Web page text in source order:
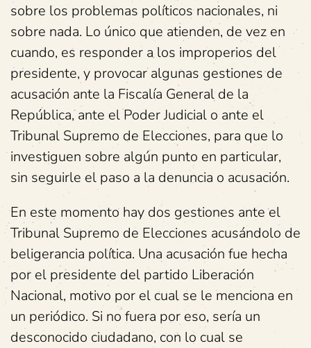
sobre los problemas políticos nacionales, ni
sobre nada. Lo único que atienden, de vez en
cuando, es responder a los improperios del
presidente, y provocar algunas gestiones de
acusación ante la Fiscalía General de la
República, ante el Poder Judicial o ante el
Tribunal Supremo de Elecciones, para que lo
investiguen sobre algún punto en particular,
sin seguirle el paso a la denuncia o acusación.
En este momento hay dos gestiones ante el
Tribunal Supremo de Elecciones acusándolo de
beligerancia política. Una acusación fue hecha
por el presidente del partido Liberación
Nacional, motivo por el cual se le menciona en
un periódico. Si no fuera por eso, sería un
desconocido ciudadano, con lo cual se